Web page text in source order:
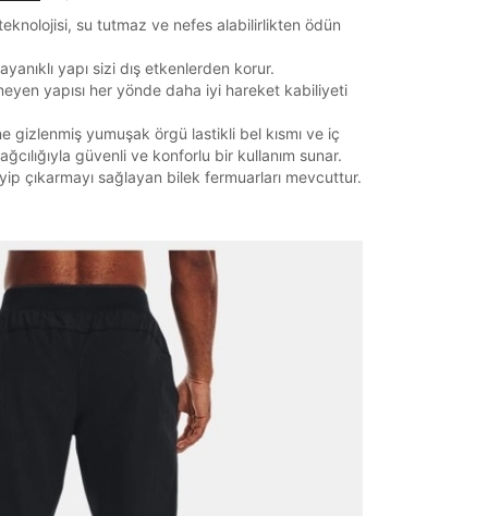
su tutmaz ve nefes alabilirlikten ödün
yapı sizi dış etkenlerden korur.
yapısı her yönde daha iyi hareket kabiliyeti
gizlenmiş yumuşak örgü lastikli bel kısmı ve iç
güvenli ve konforlu bir kullanım sunar.
çıkarmayı sağlayan bilek fermuarları mevcuttur.